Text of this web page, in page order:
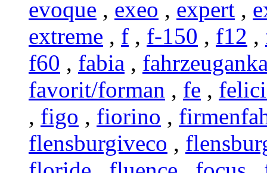
evoque , exeo , expert ,
extreme , f , f-150 , f12 ,
f60 , fabia ,
favorit/forman , fe ,
, figo , fiorino ,
flensburgiveco ,